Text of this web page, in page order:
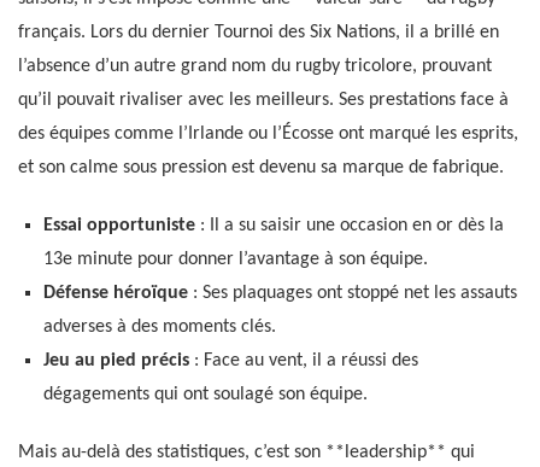
français. Lors du dernier Tournoi des Six Nations, il a brillé en
l’absence d’un autre grand nom du rugby tricolore, prouvant
qu’il pouvait rivaliser avec les meilleurs. Ses prestations face à
des équipes comme l’Irlande ou l’Écosse ont marqué les esprits,
et son calme sous pression est devenu sa marque de fabrique.
Essai opportuniste: Il a su saisir une occasion en or dès la
13e minute pour donner l’avantage à son équipe.
Défense héroïque: Ses plaquages ont stoppé net les assauts
adverses à des moments clés.
Jeu au pied précis: Face au vent, il a réussi des
dégagements qui ont soulagé son équipe.
Mais au-delà des statistiques, c’est son **leadership** qui